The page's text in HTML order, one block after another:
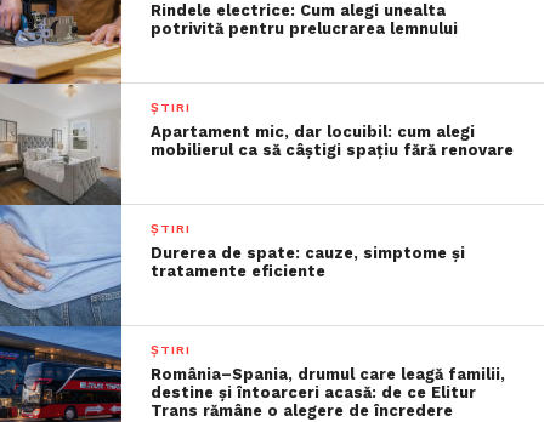
Rindele electrice: Cum alegi unealta
potrivită pentru prelucrarea lemnului
ȘTIRI
Apartament mic, dar locuibil: cum alegi
mobilierul ca să câștigi spațiu fără renovare
ȘTIRI
Durerea de spate: cauze, simptome și
tratamente eficiente
ȘTIRI
România–Spania, drumul care leagă familii,
destine și întoarceri acasă: de ce Elitur
Trans rămâne o alegere de încredere